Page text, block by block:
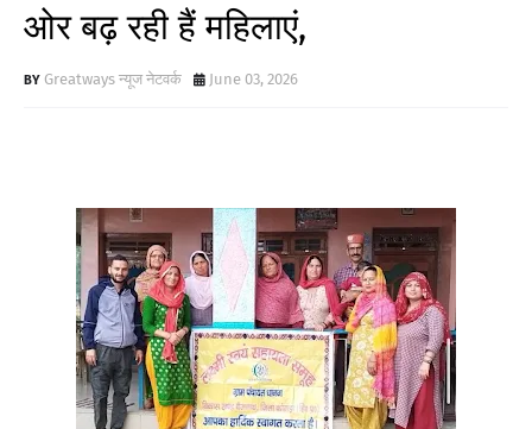
ओर बढ़ रही हैं महिलाएं,
Greatways न्यूज नेटवर्क June 03, 2026